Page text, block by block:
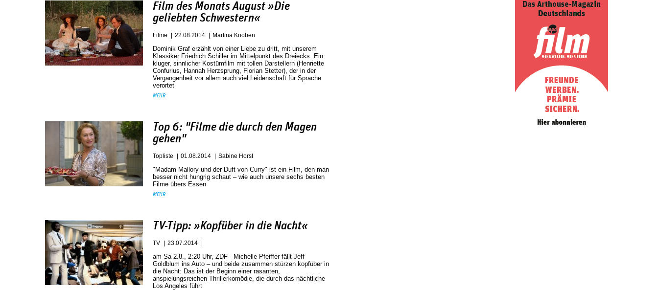
Film des Monats August »Die
geliebten Schwestern«
Filme 22.08.2014 Martina Knoben
Dominik Graf erzählt von einer Liebe zu dritt, mit unserem
Klassiker Friedrich Schiller im Mittelpunkt des Dreiecks. Ein
kluger, sinnlicher Kostümfilm mit tollen Darstellern (Henriette
Confurius, Hannah Herzsprung, Florian Stetter), der in der
Vergangenheit vor allem auch viel Leidenschaft für Sprache
verortet
MEHR
Top 6: "Filme die durch den Magen
gehen"
Topliste 01.08.2014 Sabine Horst
"Madam Mallory und der Duft von Curry" ist ein Film, den man
besser nicht hungrig schaut – wie auch unsere sechs besten
Filme übers Essen
MEHR
TV-Tipp: »Kopfüber in die Nacht«
TV 23.07.2014
am Sa 2.8., 2:20 Uhr, ZDF - Michelle Pfeiffer fällt Jeff
Goldblum ins Auto – und beide zusammen stürzen kopfüber in
die Nacht: Das ist der Beginn einer rasanten,
anspielungsreichen Thrillerkomödie, die durch das nächtliche
Los Angeles führt